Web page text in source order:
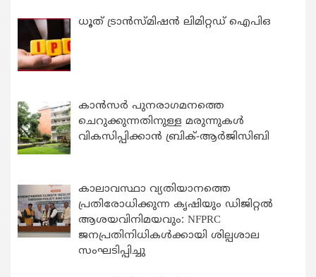
ധൂത് ട്രാൻസ്മിഷൻ ലിമിറ്റഡ് ഐപിഒ
കാന്‍സര്‍ പുനരാഗമനത്തെ
ചെറുക്കുന്നതിനുള്ള മരുന്നുകള്‍
വികസിപ്പിക്കാന്‍ ബ്രിക്-ആര്‍ജിസിബി
കാലാവസ്ഥാ വ്യതിയാനത്തെ
പ്രതിരോധിക്കുന്ന കൃഷിയും ഡിജിറ്റൽ
ആശയവിനിമയവും: NFPRC
ജനപ്രതിനിധികൾക്കായി ശില്പശാല
സംഘടിപ്പിച്ചു